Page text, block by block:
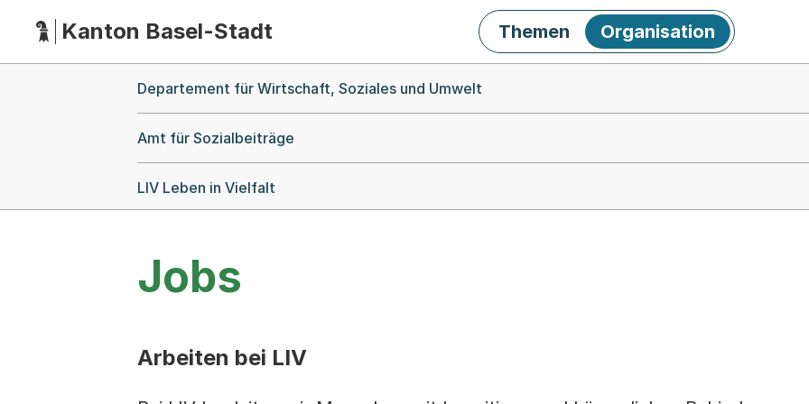
HauptnavigationKanton Basel-Stadt Themen Organisation
Departement für Wirtschaft, Soziales und Umwelt
Amt für Sozialbeiträge
LIV Leben in Vielfalt
Jobs
Arbeiten bei LIV